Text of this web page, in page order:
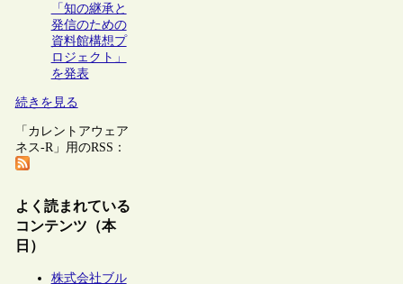
「知の継承と
発信のための
資料館構想プ
ロジェクト」
を発表
続きを見る
「カレントアウェア
ネス-R」用のRSS：
よく読まれている
コンテンツ（本
日）
株式会社ブル